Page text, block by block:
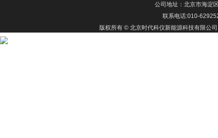
公司地址：北京市海淀
联系电话:010-
版权所有 © 北京时代科仪新能源科技有限公